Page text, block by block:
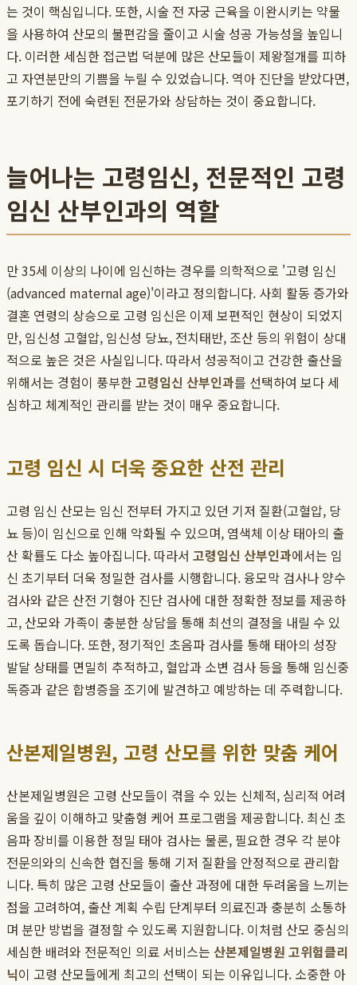
는 것이 핵심입니다. 또한, 시술 전 자궁 근육을 이완시키는 약물
을 사용하여 산모의 불편감을 줄이고 시술 성공 가능성을 높입니
다. 이러한 세심한 접근법 덕분에 많은 산모들이 제왕절개를 피하
고 자연분만의 기쁨을 누릴 수 있었습니다. 역아 진단을 받았다면,
포기하기 전에 숙련된 전문가와 상담하는 것이 중요합니다.
늘어나는 고령임신, 전문적인 고령
임신 산부인과의 역할
만 35세 이상의 나이에 임신하는 경우를 의학적으로 '고령 임신
(advanced maternal age)'이라고 정의합니다. 사회 활동 증가와
결혼 연령의 상승으로 고령 임신은 이제 보편적인 현상이 되었지
만, 임신성 고혈압, 임신성 당뇨, 전치태반, 조산 등의 위험이 상대
적으로 높은 것은 사실입니다. 따라서 성공적이고 건강한 출산을
위해서는 경험이 풍부한고령임신 산부인과를 선택하여 보다 세
심하고 체계적인 관리를 받는 것이 매우 중요합니다.
고령 임신 시 더욱 중요한 산전 관리
고령 임신 산모는 임신 전부터 가지고 있던 기저 질환(고혈압, 당
뇨 등)이 임신으로 인해 악화될 수 있으며, 염색체 이상 태아의 출
산 확률도 다소 높아집니다. 따라서 고령임신 산부인과에서는 임
신 초기부터 더욱 정밀한 검사를 시행합니다. 융모막 검사나 양수
검사와 같은 산전 기형아 진단 검사에 대한 정확한 정보를 제공하
고, 산모와 가족이 충분한 상담을 통해 최선의 결정을 내릴 수 있
도록 돕습니다. 또한, 정기적인 초음파 검사를 통해 태아의 성장
발달 상태를 면밀히 추적하고, 혈압과 소변 검사 등을 통해 임신중
독증과 같은 합병증을 조기에 발견하고 예방하는 데 주력합니다.
산본제일병원, 고령 산모를 위한 맞춤 케어
산본제일병원은 고령 산모들이 겪을 수 있는 신체적, 심리적 어려
움을 깊이 이해하고 맞춤형 케어 프로그램을 제공합니다. 최신 초
음파 장비를 이용한 정밀 태아 검사는 물론, 필요한 경우 각 분야
전문의와의 신속한 협진을 통해 기저 질환을 안정적으로 관리합
니다. 특히 많은 고령 산모들이 출산 과정에 대한 두려움을 느끼는
점을 고려하여, 출산 계획 수립 단계부터 의료진과 충분히 소통하
며 분만 방법을 결정할 수 있도록 지원합니다. 이처럼 산모 중심의
세심한 배려와 전문적인 의료 서비스는 산본제일병원 고위험클리
닉이 고령 산모들에게 최고의 선택이 되는 이유입니다. 소중한 아